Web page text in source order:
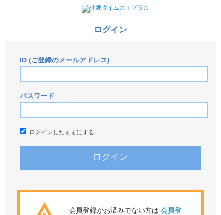
ログイン
ID (ご登録のメールアドレス)
パスワード
ログインしたままにする
会員登録がお済みでない方は会員登